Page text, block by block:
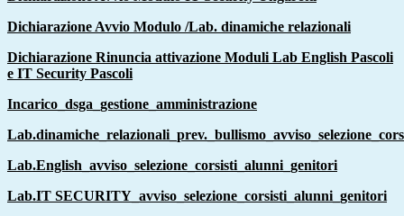
Dichiarazione Avvio Modulo /Lab. dinamiche relazionali
Dichiarazione Rinuncia attivazione Moduli Lab English Pascoli
e IT Security Pascoli
Incarico_dsga_gestione_amministrazione
Lab.English_avviso_selezione_corsisti_alunni_genitori
Lab.IT SECURITY_avviso_selezione_corsisti_alunni_genitori